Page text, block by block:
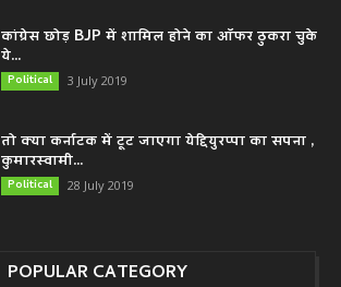
कांग्रेस छोड़ BJP में शामिल होने का ऑफर ठुकरा चुके
ये...
Political 3 July 2019
तो क्या कर्नाटक में टूट जाएगा येद्दियुरप्पा का सपना ,
कुमारस्वामी...
Political 28 July 2019
POPULAR CATEGORY